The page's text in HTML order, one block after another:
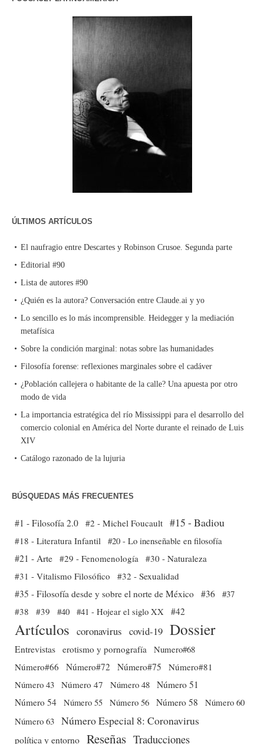
ÚLTIMOS ARTÍCULOS
El naufragio entre Descartes y Robinson Crusoe. Segunda parte
Editorial #90
Lista de autores #90
¿Quién es la autora? Conversación entre Claude.ai y yo
Lo sencillo es lo más incomprensible. Heidegger y la mediación
metafísica
Sobre la condición marginal: notas sobre las humanidades
Filosofía forense: reflexiones marginales sobre el cadáver
¿Población callejera o habitante de la calle? Una apuesta por otro
modo de vida
La importancia estratégica del río Mississippi para el desarrollo del
comercio colonial en América del Norte durante el reinado de Luis
XIV
Catálogo razonado de la lujuria
BÚSQUEDAS MÁS FRECUENTES
#1 - Filosofía 2.0 #2 - Michel Foucault #15 - Badiou
#18 - Literatura Infantil #20 - Lo inenseñable en filosofía
#21 - Arte #29 - Fenomenología
#30 - Naturaleza
#31 - Vitalismo Filosófico
#32 - Sexualidad
#35 - Filosofía desde y sobre el norte de México #36 #37
#38
#39 #40 #41 - Hojear el siglo XX #42
Artículos coronavirus covid-19 Dossier
Entrevistas erotismo y pornografía
Numero#68
Número#66
Número#72 Número#75
Número#81
Número 43 Número 47 Número 48 Número 51
Número 54 Número 55 Número 56 Número 58
Número 60
Número 63 Número Especial 8: Coronavirus
política y entorno Reseñas Traducciones